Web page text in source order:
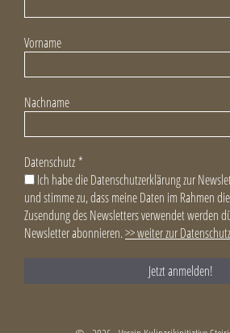
Vorname
Nachname
Datenschutz *
Ich habe die Datenschutzerklärung zur
und stimme zu, dass meine Daten im Rahmen
Zusendung des Newsletters verwendet werden
Newsletter abonnieren.>> weiter zur